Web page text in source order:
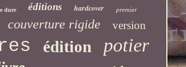
dure éditions hardcover premier
couverture rigide version
édition potier